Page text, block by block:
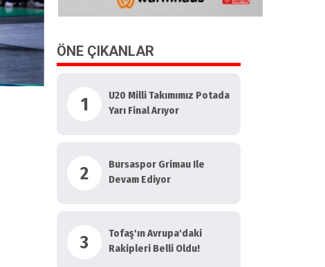
ÖNE ÇIKANLAR
1
U20 Milli Takımımız Potada
Yarı Final Arıyor
2
Bursaspor Grimau Ile
Devam Ediyor
3
Tofaş'ın Avrupa'daki
Rakipleri Belli Oldu!